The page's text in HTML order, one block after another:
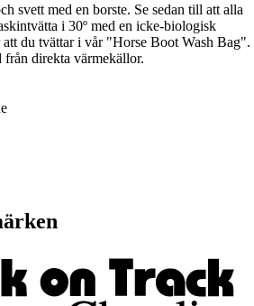
svett med en borste. Se sedan till att alla
i 30º med en icke-biologisk
du tvättar i vår "Horse Boot Wash Bag".
från direkta värmekällor.